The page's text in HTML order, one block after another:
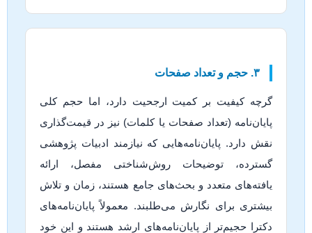
۳. حجم و تعداد صفحات
گرچه کیفیت بر کمیت ارجحیت دارد، اما حجم کلی
پایان‌نامه (تعداد صفحات یا کلمات) نیز در قیمت‌گذاری
نقش دارد. پایان‌نامه‌هایی که نیازمند ادبیات پژوهشی
گسترده، توضیحات روش‌شناختی مفصل، ارائه
یافته‌های متعدد و بحث‌های جامع هستند، زمان و تلاش
بیشتری برای نگارش می‌طلبند. معمولاً پایان‌نامه‌های
دکترا حجیم‌تر از پایان‌نامه‌های ارشد هستند و این خود